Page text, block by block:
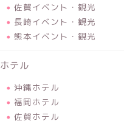
佐賀イベント・観光
長崎イベント・観光
熊本イベント・観光
ホテル
沖縄ホテル
福岡ホテル
佐賀ホテル